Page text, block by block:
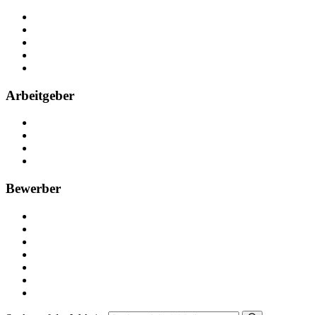
Arbeitgeber
Bewerber